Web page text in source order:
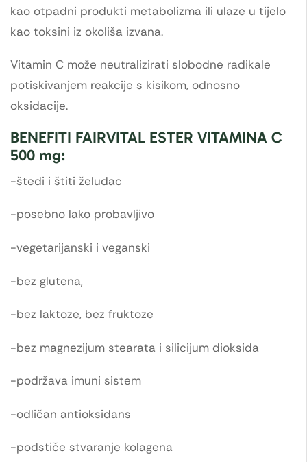
kao otpadni produkti metabolizma ili ulaze u tijelo
kao toksini iz okoliša izvana.
Vitamin C može neutralizirati slobodne radikale
potiskivanjem reakcije s kisikom, odnosno
oksidacije.
BENEFITI FAIRVITAL ESTER VITAMINA C
500 mg:
-štedi i štiti želudac
-posebno lako probavljivo
-vegetarijanski i veganski
-bez glutena,
-bez laktoze, bez fruktoze
-bez magnezijum stearata i silicijum dioksida
-podržava imuni sistem
-odličan antioksidans
-podstiče stvaranje kolagena